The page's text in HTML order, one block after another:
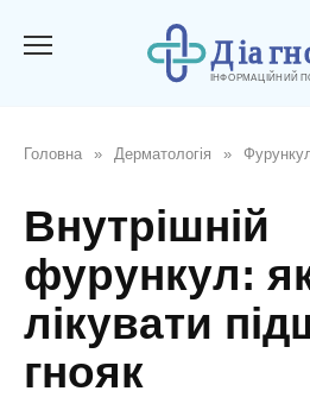
Головна » Дерматологія »
Внутрішній
фурункул:
лікувати
гнояк